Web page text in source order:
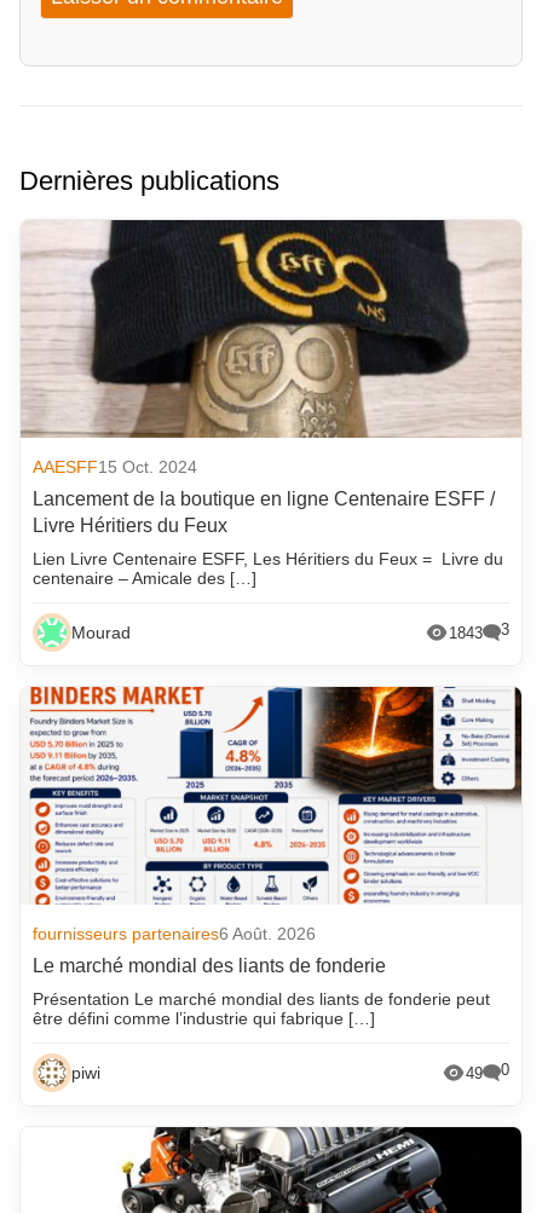
Dernières publications
AAESFF15 Oct. 2024
Lancement de la boutique en ligne Centenaire ESFF /
Livre Héritiers du Feux
Lien Livre Centenaire ESFF, Les Héritiers du Feux = Livre du
centenaire – Amicale des […]
Mourad 1843 3
fournisseurs partenaires6 Août. 2026
Le marché mondial des liants de fonderie
Présentation Le marché mondial des liants de fonderie peut
être défini comme l’industrie qui fabrique […]
piwi 49 0